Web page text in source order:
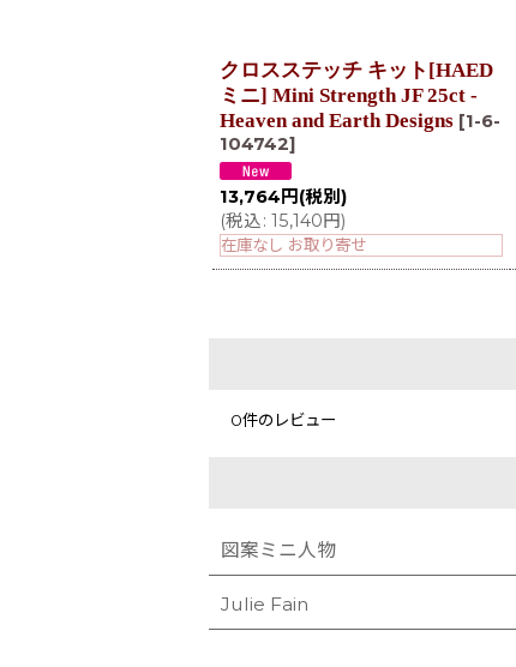
クロスステッチ キット[HAED
ミニ] Mini Strength JF 25ct -
Heaven and Earth Designs [1-6-
104742]
13,764 円 (税別)
(税込: 15,140円)
在庫なし お取り寄せ
0件のレビュー
図案ミニ人物
Julie Fain